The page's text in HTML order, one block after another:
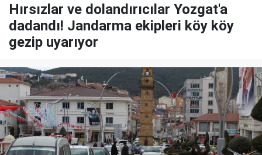
Hırsızlar ve dolandırıcılar Yozgat'a
dadandı! Jandarma ekipleri köy köy
gezip uyarıyor